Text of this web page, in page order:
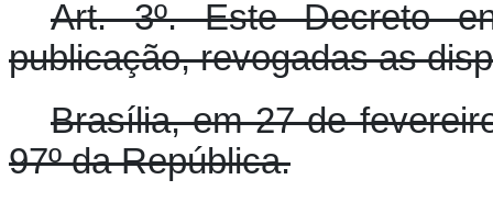
Art. 3º. Este Decreto
publicação, revogadas as
Brasília, em 27 de
97º da República.